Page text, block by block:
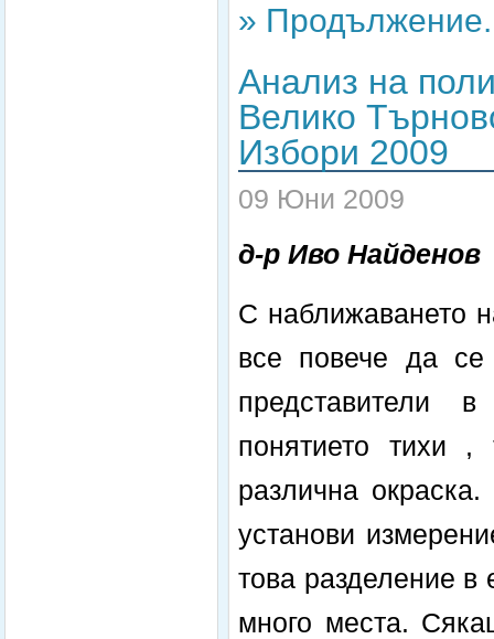
»
Анализ на
Велико
Избори 2009
09 Юни 2009
д-р Иво Найденов
С наближаването
все повече да
представители
понятието тихи
различна
установи
това разделение в
много места.